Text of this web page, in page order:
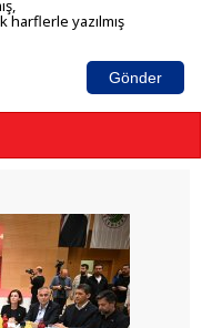
harflerle yazılmış
Gönder